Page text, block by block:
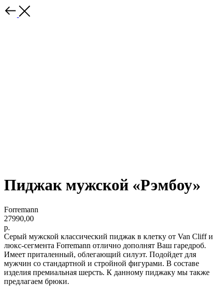
Пиджак мужской «Рэмбоу»
Forremann
27990,00
р.
Серый мужской классический пиджак в клетку от Van Cliff и
люкс-сегмента Forremann отлично дополнят Ваш гаредроб.
Имеет приталенный, облегающий силуэт. Подойдет для
мужчин со стандартной и стройной фигурами. В составе
изделия премиальная шерсть. К данному пиджаку мы также
предлагаем брюки.